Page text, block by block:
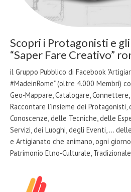
Scopri i Protagonisti e
“Saper Fare Creativo”
il Gruppo Pubblico di Facebook
#MadeinRome" (oltre 4.000 Membri)
Geo-Mappare, Catalogare,
Raccontare l’insieme dei
Conoscenze, delle Tecniche, delle
Servizi, dei Luoghi, degli Eventi, …
e Artigianato che animano, ogni
Patrimonio Etno-Culturale,